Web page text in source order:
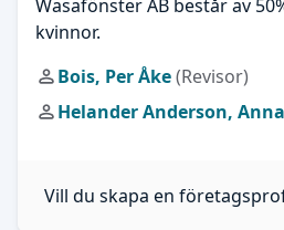
Wasafönster AB består av
kvinnor.
Bois, Per Åke(Revisor)
Helander Anderson,
Vill du skapa en